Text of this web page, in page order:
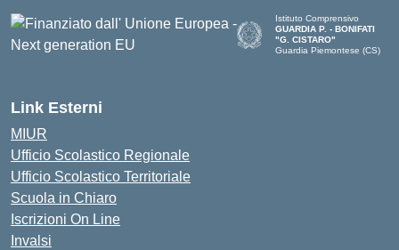
Istituto Comprensivo
GUARDIA P. - BONIFATI
"G. CISTARO"
Guardia Piemontese (CS)
Link Esterni
MIUR
Ufficio Scolastico Regionale
Ufficio Scolastico Territoriale
Scuola in Chiaro
Iscrizioni On Line
Invalsi